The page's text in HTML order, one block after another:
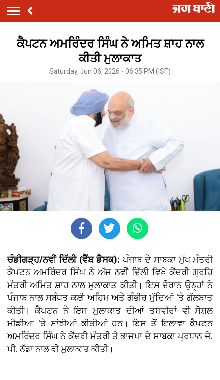
ਕੈਪਟਨ ਅਮਰਿੰਦਰ ਸਿੰਘ ਨੇ ਅਮਿਤ ਸ਼ਾਹ ਨਾਲ
ਕੀਤੀ ਮੁਲਾਕਾਤ
Saturday, Jun 06, 2026 - 06:35 PM (IST)
ਚੰਡੀਗੜ੍ਹ/ਨਵੀਂ ਦਿੱਲੀ (ਵੈੱਬ ਡੈਸਕ): ਪੰਜਾਬ ਦੇ ਸਾਬਕਾ ਮੁੱਖ ਮੰਤਰੀ
ਕੈਪਟਨ ਅਮਰਿੰਦਰ ਸਿੰਘ ਨੇ ਅੱਜ ਨਵੀਂ ਦਿੱਲੀ ਵਿਖੇ ਕੇਂਦਰੀ ਗ੍ਰਹਿ
ਮੰਤਰੀ ਅਮਿਤ ਸ਼ਾਹ ਨਾਲ ਮੁਲਾਕਾਤ ਕੀਤੀ। ਇਸ ਦੌਰਾਨ ਉਨ੍ਹਾਂ ਨੇ
ਪੰਜਾਬ ਨਾਲ ਸਬੰਧਤ ਕਈ ਅਹਿਮ ਅਤੇ ਗੰਭੀਰ ਮੁੱਦਿਆਂ 'ਤੇ ਗੱਲਬਾਤ
ਕੀਤੀ। ਕੈਪਟਨ ਨੇ ਇਸ ਮੁਲਾਕਾਤ ਦੀਆਂ ਤਸਵੀਰਾਂ ਵੀ ਸੋਸ਼ਲ
ਮੀਡੀਆ 'ਤੇ ਸਾਂਝੀਆਂ ਕੀਤੀਆਂ ਹਨ। ਇਸ ਤੋਂ ਇਲਾਵਾ ਕੈਪਟਨ
ਅਮਰਿੰਦਰ ਸਿੰਘ ਨੇ ਕੇਂਦਰੀ ਮੰਤਰੀ ਤੇ ਭਾਜਪਾ ਦੇ ਸਾਬਕਾ ਪ੍ਰਧਾਨ ਜੇ.
ਪੀ. ਨੱਡਾ ਨਾਲ ਵੀ ਮੁਲਾਕਾਤ ਕੀਤੀ।